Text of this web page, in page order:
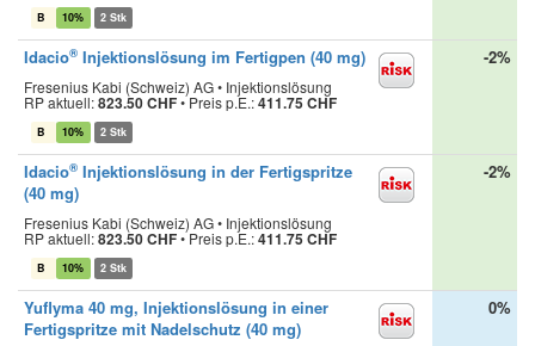
B 10% 2 Stk
Idacio® Injektionslösung im Fertigpen (40 mg)
Fresenius Kabi (Schweiz) AG • Injektionslösung
RP aktuell:823.50 CHF•Preis p.E.:411.75 CHF
B 10% 2 Stk
-2%
Idacio® Injektionslösung in der Fertigspritze
(40 mg)
Fresenius Kabi (Schweiz) AG • Injektionslösung
RP aktuell:823.50 CHF•Preis p.E.:411.75 CHF
B 10% 2 Stk
-2%
Yuflyma 40 mg, Injektionslösung in einer
Fertigspritze mit Nadelschutz (40 mg)
0%